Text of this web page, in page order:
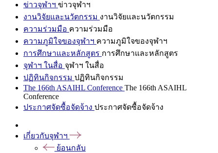
ข่าวจุฬาฯ ข่าวจุฬาฯ
งานวิจัยและนวัตกรรม งานวิจัยและนวัตกรรม
ความร่วมมือ ความร่วมมือ
ความภูมิใจของจุฬาฯ ความภูมิใจของจุฬาฯ
การศึกษาและหลักสูตร การศึกษาและหลักสูตร
จุฬาฯ ในสื่อ จุฬาฯ ในสื่อ
ปฏิทินกิจกรรม ปฏิทินกิจกรรม
The 166th ASAIHL Conference The 166th ASAIHL
Conference
ประกาศจัดซื้อจัดจ้าง ประกาศจัดซื้อจัดจ้าง
เกี่ยวกับจุฬาฯ
ย้อนกลับ